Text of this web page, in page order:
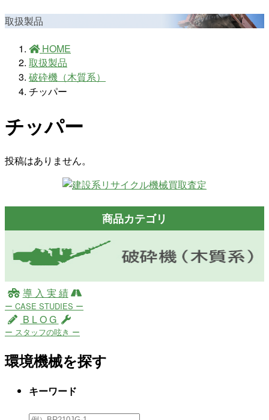
取扱製品
HOME
取扱製品
破砕機（木質系）
チッパー
チッパー
投稿はありません。
商品カテゴリ
導 入 実 績
ー CASE STUDIES ー
B L O G
ー スタッフの呟き ー
環境機械を探す
キーワード